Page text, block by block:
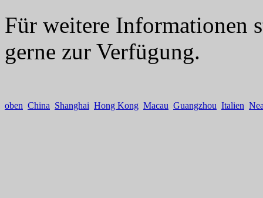
Für weitere Informationen
gerne zur Verfügung.
oben China Shanghai Hong Kong Macau Guangzhou Italien